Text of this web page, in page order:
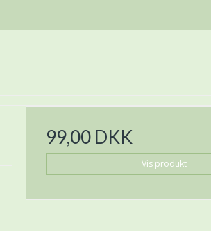
99,00 DKK
Vis produkt